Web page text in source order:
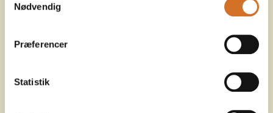
Nødvendig
Præferencer
Statistik